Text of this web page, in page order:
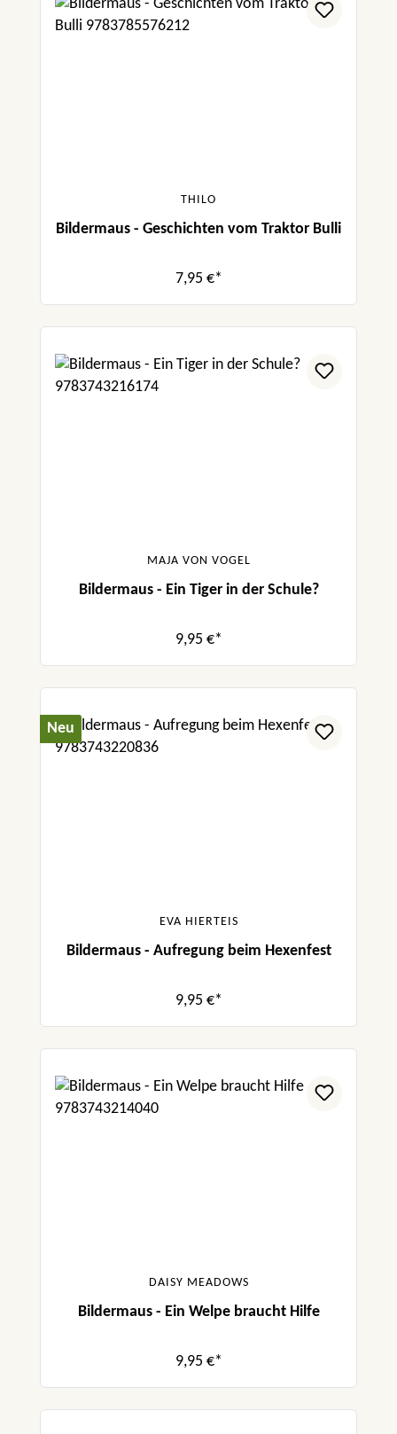
THILO
Bildermaus - Geschichten vom Traktor Bulli
7,95 €*
MAJA VON VOGEL
Bildermaus - Ein Tiger in der Schule?
9,95 €*
Neu
EVA HIERTEIS
Bildermaus - Aufregung beim Hexenfest
9,95 €*
DAISY MEADOWS
Bildermaus - Ein Welpe braucht Hilfe
9,95 €*